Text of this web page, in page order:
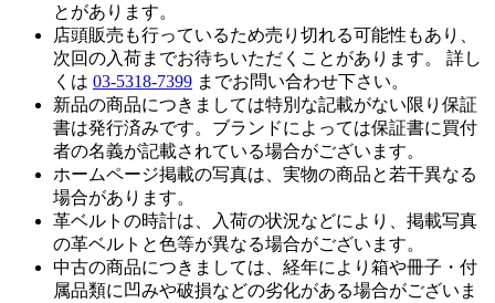
とがあります。
店頭販売も行っているため売り切れる可能性もあり、
次回の入荷までお待ちいただくことがあります。 詳し
くは 03-5318-7399 までお問い合わせ下さい。
新品の商品につきましては特別な記載がない限り保証
書は発行済みです。ブランドによっては保証書に買付
者の名義が記載されている場合がございます。
ホームページ掲載の写真は、実物の商品と若干異なる
場合があります。
革ベルトの時計は、入荷の状況などにより、掲載写真
の革ベルトと色等が異なる場合がございます。
中古の商品につきましては、経年により箱や冊子・付
属品類に凹みや破損などの劣化がある場合がございま